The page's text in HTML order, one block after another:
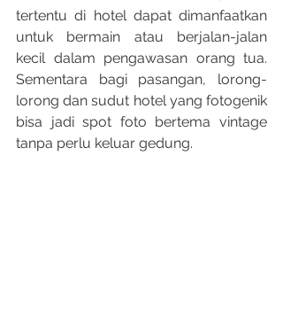
tertentu di hotel dapat dimanfaatkan
untuk bermain atau berjalan-jalan
kecil dalam pengawasan orang tua.
Sementara bagi pasangan, lorong-
lorong dan sudut hotel yang fotogenik
bisa jadi spot foto bertema vintage
tanpa perlu keluar gedung.